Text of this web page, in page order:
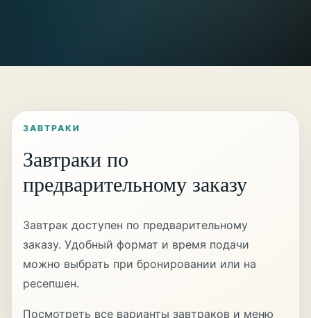
ЗАВТРАКИ
Завтраки по
предварительному заказу
Завтрак доступен по предварительному
заказу. Удобный формат и время подачи
можно выбрать при бронировании или на
ресепшен.
Посмотреть все варианты завтраков и меню